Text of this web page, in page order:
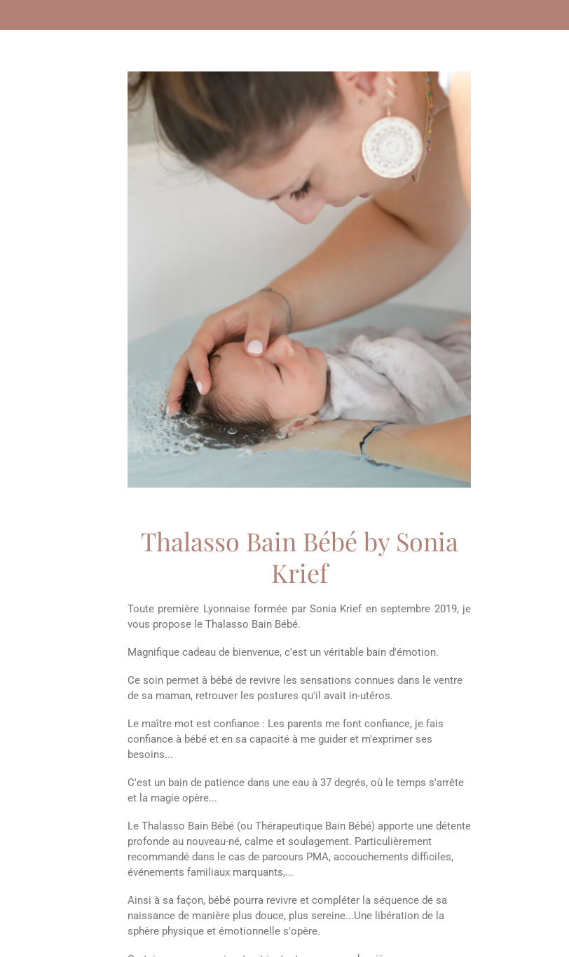
Thalasso Bain Bébé by Sonia
Krief
Toute première Lyonnaise formée par Sonia Krief en septembre 2019, je
vous propose le Thalasso Bain Bébé.
Magnifique cadeau de bienvenue, c'est un véritable bain d'émotion.
Ce soin permet à bébé de revivre les sensations connues dans le ventre
de sa maman, retrouver les postures qu'il avait in-utéros.
Le maître mot est confiance : Les parents me font confiance, je fais
confiance à bébé et en sa capacité à me guider et m'exprimer ses
besoins...
C'est un bain de patience dans une eau à 37 degrés, où le temps s'arrête
et la magie opère...
Le Thalasso Bain Bébé (ou Thérapeutique Bain Bébé) apporte une détente
profonde au nouveau-né, calme et soulagement. Particulièrement
recommandé dans le cas de parcours PMA, accouchements difficiles,
événements familiaux marquants,...
Ainsi à sa façon, bébé pourra revivre et compléter la séquence de sa
naissance de manière plus douce, plus sereine...Une libération de la
sphère physique et émotionnelle s'opère.